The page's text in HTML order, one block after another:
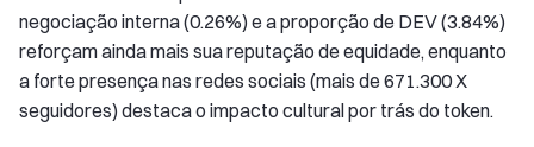
negociação interna (0.26%) e a proporção de DEV (3.84%)
reforçam ainda mais sua reputação de equidade, enquanto
a forte presença nas redes sociais (mais de 671.300 X
seguidores) destaca o impacto cultural por trás do token.